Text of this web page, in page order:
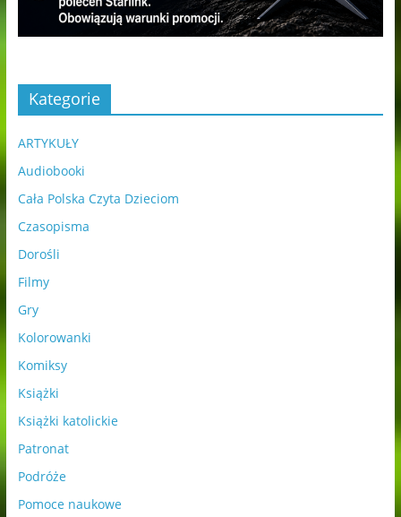
Kategorie
ARTYKUŁY
Audiobooki
Cała Polska Czyta Dzieciom
Czasopisma
Dorośli
Filmy
Gry
Kolorowanki
Komiksy
Książki
Książki katolickie
Patronat
Podróże
Pomoce naukowe